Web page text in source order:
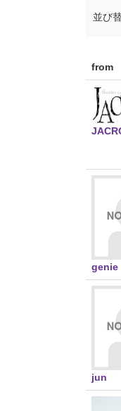
並び
from
genie
jun